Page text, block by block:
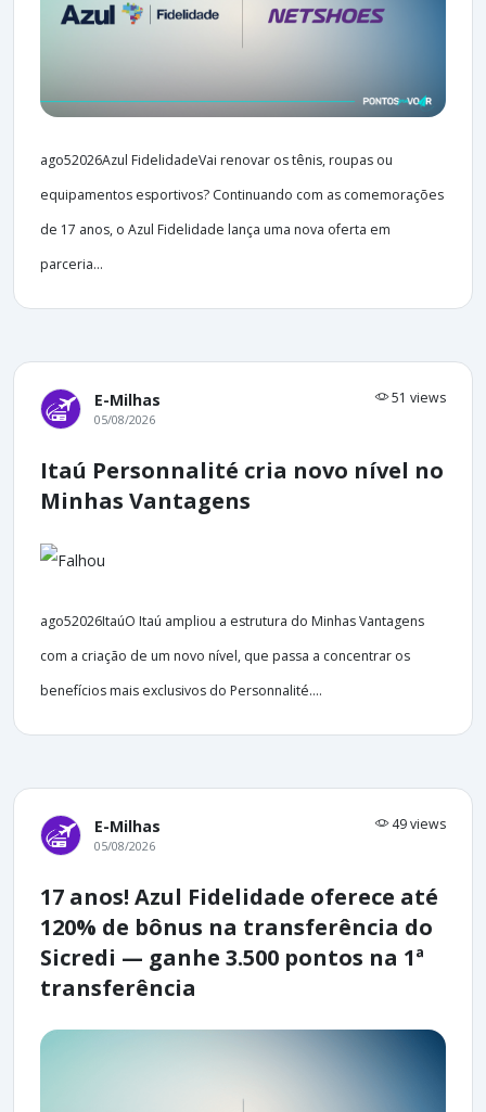
ago52026Azul FidelidadeVai renovar os tênis, roupas ou
equipamentos esportivos? Continuando com as comemorações
de 17 anos, o Azul Fidelidade lança uma nova oferta em
parceria...
E-Milhas 51 views
05/08/2026
Itaú Personnalité cria novo nível no
Minhas Vantagens
ago52026ItaúO Itaú ampliou a estrutura do Minhas Vantagens
com a criação de um novo nível, que passa a concentrar os
benefícios mais exclusivos do Personnalité....
E-Milhas 49 views
05/08/2026
17 anos! Azul Fidelidade oferece até
120% de bônus na transferência do
Sicredi — ganhe 3.500 pontos na 1ª
transferência